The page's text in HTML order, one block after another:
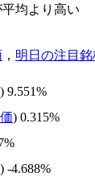
均より高い
， 明日の注目銘
) 9.551%
) 0.315%
) -4.688%